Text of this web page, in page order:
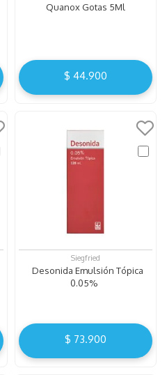
Quanox Gotas 5Ml
$ 44.900
Siegfried
Desonida Emulsión Tópica
0.05%
$ 73.900